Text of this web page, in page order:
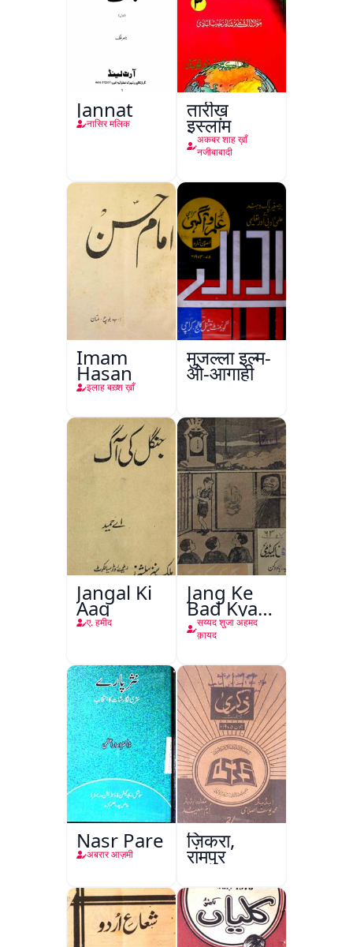
Jannat
नासिर मलिक
तारीख़
इस्लाम
अकबर शाह ख़ाँ
नजीबाबादी
Imam
Hasan
इलाह बख़्श ख़ाँ
मुजल्ला इल्म-
ओ-आगाही
Jangal Ki
Aag
ए. हमीद
Jang Ke
Bad Kya
Hoga
सय्यद शुजा अहमद
क़ायद
Nasr Pare
अबरार आज़मी
ज़िकरा,
रामपुर